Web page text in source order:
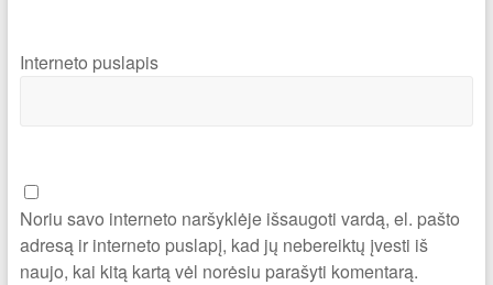
Interneto puslapis
Noriu savo interneto naršyklėje išsaugoti vardą, el. pašto
adresą ir interneto puslapį, kad jų nebereiktų įvesti iš
naujo, kai kitą kartą vėl norėsiu parašyti komentarą.